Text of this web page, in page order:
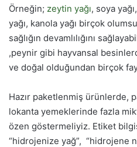
Örneğin; zeytin yağı, soya
yağı, kanola yağı birçok
sağlığın devamlılığını
,peynir gibi hayvansal
ve doğal olduğundan birçok
Hazır paketlenmiş ürünlerde,
lokanta yemeklerinde fazla
özen göstermeliyiz. Etiket
“hidrojenize yağ”, “hidrojene